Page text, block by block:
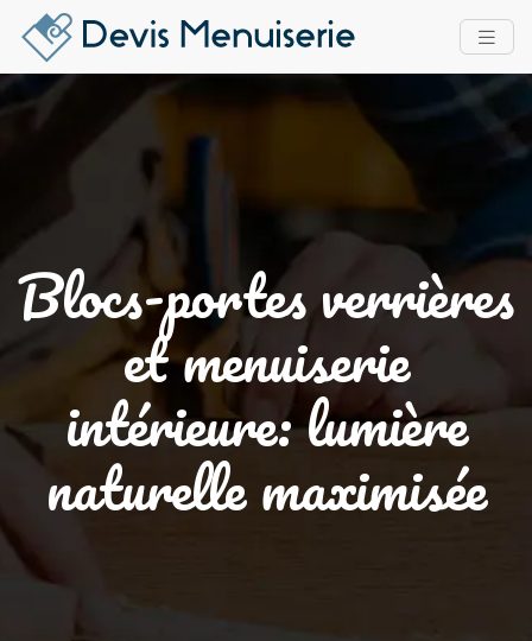
Blocs-portes verrières
et menuiserie
intérieure: lumière
naturelle maximisée